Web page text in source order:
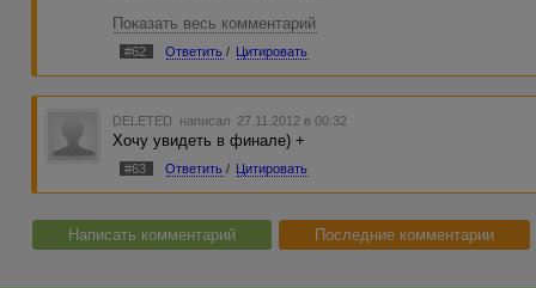
Показать весь комментарий
#62 Ответить / Цитировать
DELETED написал 27.11.2012 в 00:32
Хочу увидеть в финале) +
#63 Ответить / Цитировать
Написать комментарий Последние комментарии